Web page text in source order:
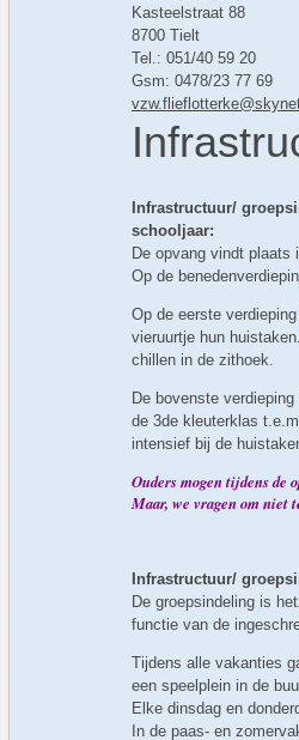
Kasteelstraat 88
8700 Tielt
Tel.: 051/40 59 20
Gsm: 0478/23 77 69
Infrastructuur/
schooljaar:
De opvang vindt plaats
Op de
Op de eerste
vieruurtje hun
chillen in de zithoek.
De bovenste
de 3de kleuterklas
intensief bij de
Ouders mogen tijdens de
Maar, we vragen om niet
Infrastructuur/
De groepsindeling is
functie van de
Tijdens alle vakanties
een speelplein in de
Elke dinsdag en
In de paas- en